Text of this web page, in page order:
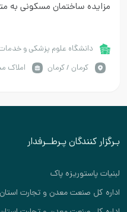
مزایده ساختمان مسکونی به متراژ 525 متر در
دانشگاه علوم پزشکی و
كرمان / کرمان
املاک
بـرگزار کنندگان پـرطــرفدار
لبنیات پاستوریزه پاک
اداره کل صنعت معدن و تجارت